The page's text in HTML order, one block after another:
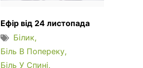
Ефір від 24 листопада
Білик
Біль В Попереку
Біль У Спині